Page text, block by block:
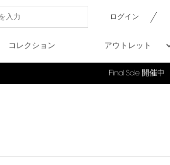
ログイン
コレクション アウトレット